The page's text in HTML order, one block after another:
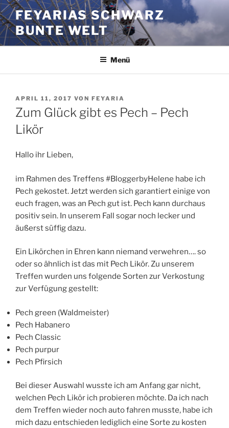
Zum
Inhalt
springen
FEYARIAS SCHWARZ
BUNTE WELT
Menü
VERÖFFENTLICHT
AM
APRIL 11, 2017 VON FEYARIA
Zum Glück gibt es Pech – Pech
Likör
Hallo ihr Lieben,
im Rahmen des Treffens #BloggerbyHelene habe ich
Pech gekostet. Jetzt werden sich garantiert einige von
euch fragen, was an Pech gut ist. Pech kann durchaus
positiv sein. In unserem Fall sogar noch lecker und
äußerst süffig dazu.
Ein Likörchen in Ehren kann niemand verwehren…. so
oder so ähnlich ist das mit Pech Likör. Zu unserem
Treffen wurden uns folgende Sorten zur Verkostung
zur Verfügung gestellt:
Pech green (Waldmeister)
Pech Habanero
Pech Classic
Pech purpur
Pech Pfirsich
Bei dieser Auswahl wusste ich am Anfang gar nicht,
welchen Pech Likör ich probieren möchte. Da ich nach
dem Treffen wieder noch auto fahren musste, habe ich
mich dazu entschieden lediglich eine Sorte zu kosten